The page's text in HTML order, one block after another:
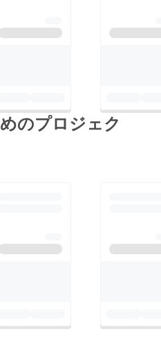
のプロジェク